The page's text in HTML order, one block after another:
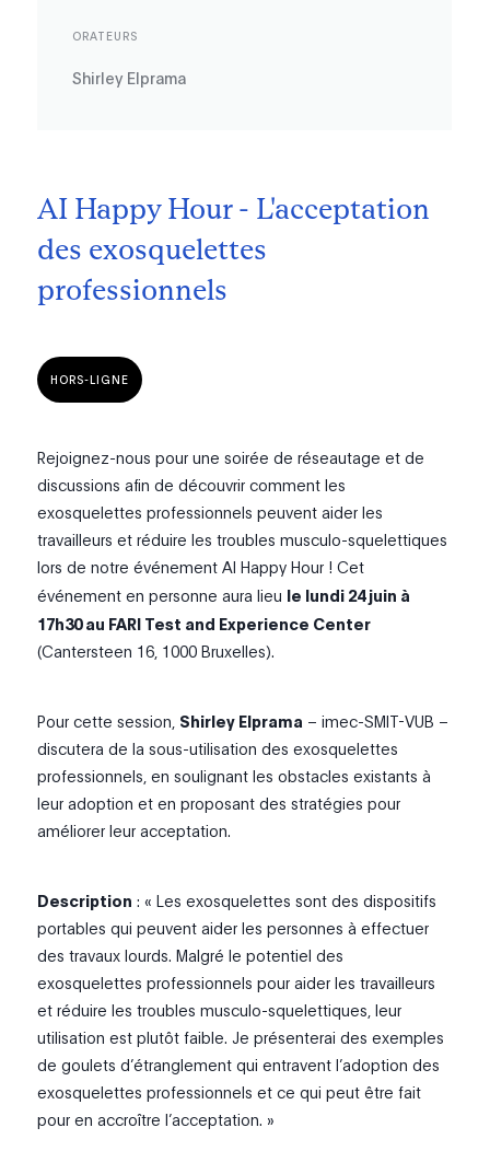
ORATEURS
Shirley Elprama
AI Happy Hour - L'acceptation
des exosquelettes
professionnels
HORS-LIGNE
Rejoignez-nous pour une soirée de réseautage et de
discussions afin de découvrir comment les
exosquelettes professionnels peuvent aider les
travailleurs et réduire les troubles musculo-squelettiques
lors de notre événement AI Happy Hour ! Cet
événement en personne aura lieu le lundi 24 juin à
17h30 au FARI Test and Experience Center
(Cantersteen 16, 1000 Bruxelles).
Pour cette session, Shirley Elprama – imec-SMIT-VUB –
discutera de la sous-utilisation des exosquelettes
professionnels, en soulignant les obstacles existants à
leur adoption et en proposant des stratégies pour
améliorer leur acceptation.
Description : « Les exosquelettes sont des dispositifs
portables qui peuvent aider les personnes à effectuer
des travaux lourds. Malgré le potentiel des
exosquelettes professionnels pour aider les travailleurs
et réduire les troubles musculo-squelettiques, leur
utilisation est plutôt faible. Je présenterai des exemples
de goulets d’étranglement qui entravent l’adoption des
exosquelettes professionnels et ce qui peut être fait
pour en accroître l’acceptation. »